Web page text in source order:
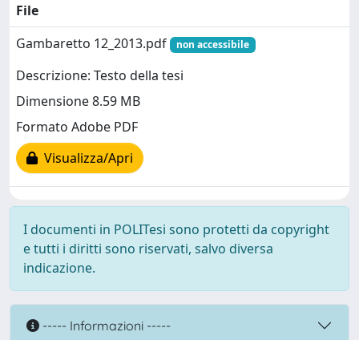
File
Gambaretto 12_2013.pdf
non accessibile
Descrizione: Testo della tesi
Dimensione 8.59 MB
Formato Adobe PDF
Visualizza/Apri
I documenti in POLITesi sono protetti da copyright
e tutti i diritti sono riservati, salvo diversa
indicazione.
----- Informazioni -----